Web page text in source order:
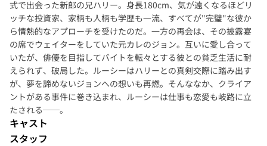
式で出会った新郎の兄ハリー。身長180cm、気が遠くなるほどリ
ッチな投資家、家柄も人柄も学歴も一流、すべてが"完璧"な彼か
ら情熱的なアプローチを受けたのだ。一方の再会は、その披露宴
の席でウェイターをしていた元カレのジョン。互いに愛し合って
いたが、俳優を目指してバイトを転々とする彼との貧乏生活に耐
えられず、破局した。ルーシーはハリーとの真剣交際に踏み出す
が、夢を諦めないジョンへの想いも再燃。そんななか、クライア
ントがある事件に巻き込まれ、ルーシーは仕事も恋愛も岐路に立
たされる──。
キャスト
スタッフ